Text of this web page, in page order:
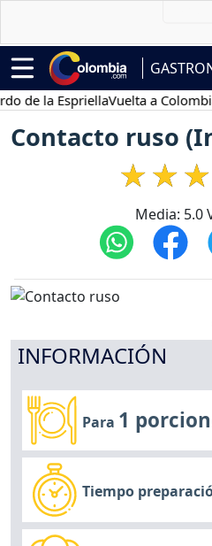
la EspriellaVuelta a Colombia
Contacto ruso
Media: 5.0
INFORMACIÓN
Para 1
Tiempo